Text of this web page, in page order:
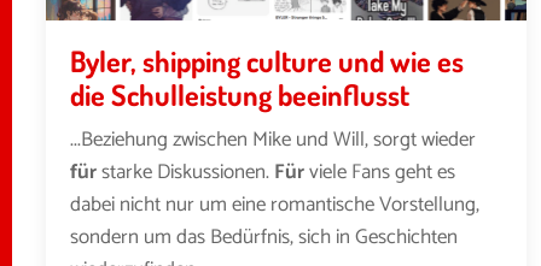
Byler, shipping culture und wie es
die Schulleistung beeinflusst
...Beziehung zwischen Mike und Will, sorgt wieder
fürstarke Diskussionen.Fürviele Fans geht es
dabei nicht nur um eine romantische Vorstellung,
sondern um das Bedürfnis, sich in Geschichten